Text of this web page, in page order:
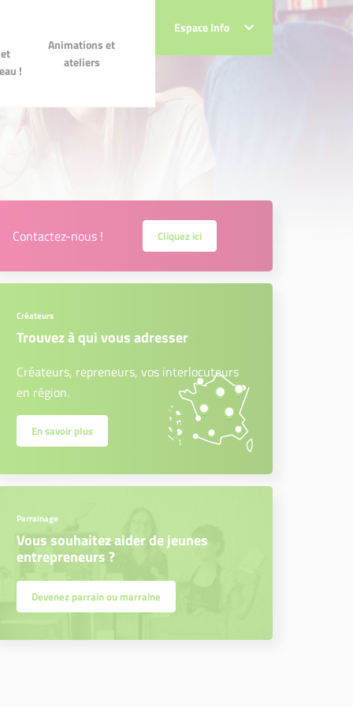
!
Animations et
ateliers
Espace Info
Animations et ateliers
Espace Info
Contactez-nous ! Cliquez ici
Créateurs
Trouvez à qui vous adresser
Créateurs, repreneurs, vos interlocuteurs
en région.
En savoir plus
Parrainage
Vous souhaitez aider de jeunes
entrepreneurs ?
Devenez parrain ou marraine